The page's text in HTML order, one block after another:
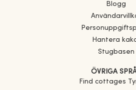
Blogg
Hantera
Stugbasen
ÖVRIGA
Find cottages